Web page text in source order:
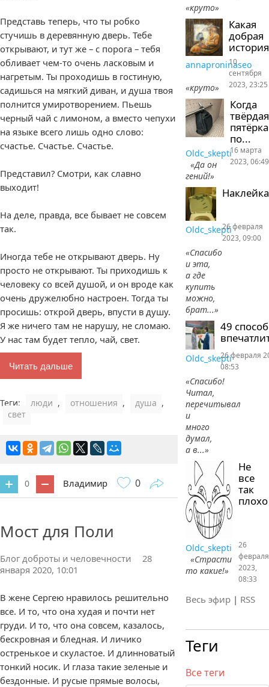
Представь теперь, что ты робко
стучишь в деревянную дверь. Тебе
открывают, и тут же – с порога – тебя
обливает чем-то очень ласковым и
нагретым. Ты проходишь в гостиную,
садишься на мягкий диван, и душа твоя
полнится умиротворением. Пьешь
черный чай с лимоном, а вместо чепухи
на языке всего лишь одно слово:
счастье. Счастье. Счастье.
Представил? Смотри, как славно
выходит!
На деле, правда, все бывает не совсем
так.
Иногда тебе не открывают дверь. Ну
просто не открывают. Ты приходишь к
человеку со всей душой, и он вроде как
очень дружелюбно настроен. Тогда ты
просишь: открой дверь, впусти в душу.
Я же ничего там не нарушу, не сломаю.
У нас там будет тепло, чай, свет.
Читать дальше
Теги: люди , отношения , душа ,
свет
0 Владимир
0
Мост для Поли
Блог доброты и человечности
28
января 2020, 10:01
В жене Сергею нравилось решительно
все. И то, что она худая и почти нет
груди. И то, что она совсем, казалось,
бескровная и бледная. И личико
остренькое и скуластое. И длинноватый
тонкий носик. И глаза такие зеленые и
бездонные. И русые прямые волосы,
«круто»
Какая
добрая
история
annaproninaseo
«круто»
10
сентября
2023, 23:25
Когда
твёрдая
пятёрка
по...
Oldc_skepti
«Да он
гений!»
16 марта
2023, 06:49
Наклейка
Oldc_skepti
«Спасибо
и эта,
а где
купить
можно,
брат...»
26 февраля
2023, 09:00
49
Oldc_skepti
«Спасибо!
Читал,
перечитывал
и
много
думал,
а в...»
26 февраля
08:53
Не
все
так
плохо
Oldc_skepti
«Страсти
то какие!»
26
февраля
2023,
08:33
Весь эфир | RSS
Теги
Все теги